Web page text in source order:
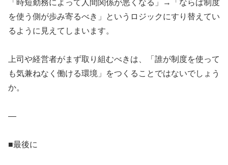
「時短勤務によって人間関係が悪くなる」→「ならば制度
を使う側が歩み寄るべき」というロジックにすり替えてい
るように見えてしまいます。
上司や経営者がまず取り組むべきは、「誰が制度を使って
も気兼ねなく働ける環境」をつくることではないでしょう
か。
—
■最後に